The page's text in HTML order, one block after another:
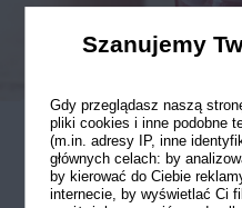
Mus
Szanujemy
Gdy przeglądasz naszą
pliki cookies i inne podobne
(m.in. adresy IP, inne
głównych celach: by
by kierować do Ciebie
internecie, by wyświetlać Ci